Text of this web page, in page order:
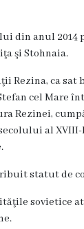
din anul 2014
şi Stohnaia.
Rezina, ca sat
cel Mare
Rezinei,
al XVIII-
statut de